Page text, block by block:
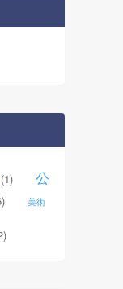
(1)
公
美術